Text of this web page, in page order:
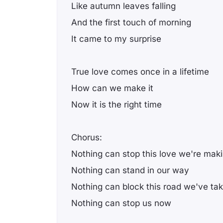
Like autumn leaves falling
And the first touch of morning
It came to my surprise
True love comes once in a lifetime
How can we make it
Now it is the right time
Chorus:
Nothing can stop this love we're
Nothing can stand in our way
Nothing can block this road we've
Nothing can stop us now